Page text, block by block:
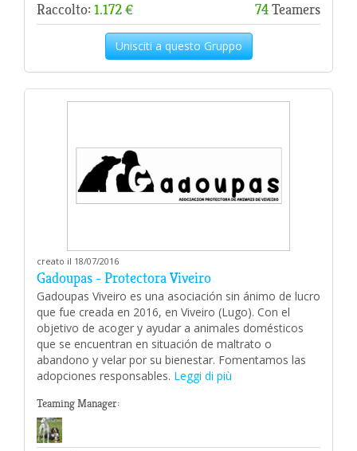
Raccolto: 1.172 € 74Teamers
Unisciti a questo Gruppo
creato il 18/07/2016
Gadoupas - Protectora Viveiro
Gadoupas Viveiro es una asociación sin ánimo de lucro
que fue creada en 2016, en Viveiro (Lugo). Con el
objetivo de acoger y ayudar a animales domésticos
que se encuentran en situación de maltrato o
abandono y velar por su bienestar. Fomentamos las
adopciones responsables. Leggi di più
Teaming Manager: